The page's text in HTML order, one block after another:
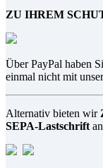
ZU IHREM
Über PayPal haben
einmal nicht mit
Alternativ bieten wir
SEPA-Lastschrift